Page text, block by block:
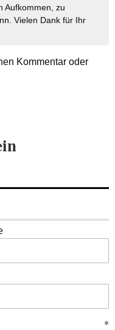
Aufkommen, zu
Vielen Dank für Ihr
Kommentar oder